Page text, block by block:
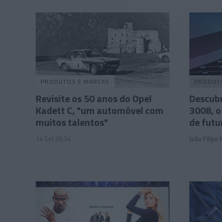
PRODUTOS E MARCAS
Revisite os 50 anos do Opel
Kadett C, "um automóvel com
muitos talentos"
14 Set 20:34
3008,
de
João Filipe